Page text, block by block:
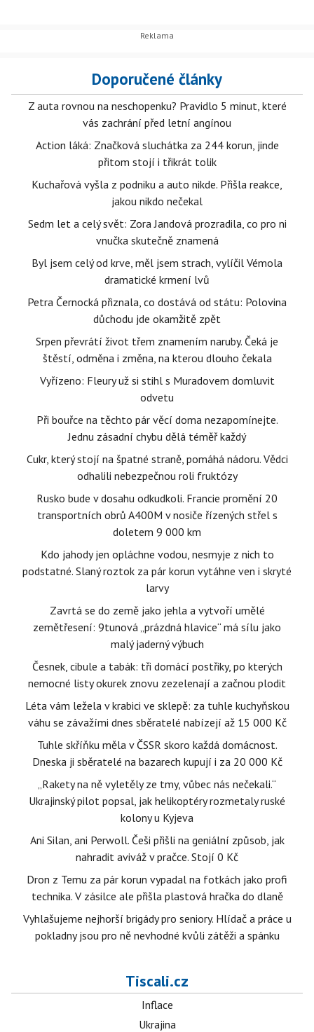
Doporučené články
Z auta rovnou na neschopenku? Pravidlo 5 minut, které
vás zachrání před letní angínou
Action láká: Značková sluchátka za 244 korun, jinde
přitom stojí i třikrát tolik
Kuchařová vyšla z podniku a auto nikde. Přišla reakce,
jakou nikdo nečekal
Sedm let a celý svět: Zora Jandová prozradila, co pro ni
vnučka skutečně znamená
Byl jsem celý od krve, měl jsem strach, vylíčil Vémola
dramatické krmení lvů
Petra Černocká přiznala, co dostává od státu: Polovina
důchodu jde okamžitě zpět
Srpen převrátí život třem znamením naruby. Čeká je
štěstí, odměna i změna, na kterou dlouho čekala
Vyřízeno: Fleury už si stihl s Muradovem domluvit
odvetu
Při bouřce na těchto pár věcí doma nezapomínejte.
Jednu zásadní chybu dělá téměř každý
Cukr, který stojí na špatné straně, pomáhá nádoru. Vědci
odhalili nebezpečnou roli fruktózy
Rusko bude v dosahu odkudkoli. Francie promění 20
transportních obrů A400M v nosiče řízených střel s
doletem 9 000 km
Kdo jahody jen opláchne vodou, nesmyje z nich to
podstatné. Slaný roztok za pár korun vytáhne ven i skryté
larvy
Zavrtá se do země jako jehla a vytvoří umělé
zemětřesení: 9tunová „prázdná hlavice“ má sílu jako
malý jaderný výbuch
Česnek, cibule a tabák: tři domácí postřiky, po kterých
nemocné listy okurek znovu zezelenají a začnou plodit
Léta vám ležela v krabici ve sklepě: za tuhle kuchyňskou
váhu se závažími dnes sběratelé nabízejí až 15 000 Kč
Tuhle skříňku měla v ČSSR skoro každá domácnost.
Dneska ji sběratelé na bazarech kupují i za 20 000 Kč
„Rakety na ně vyletěly ze tmy, vůbec nás nečekali.“
Ukrajinský pilot popsal, jak helikoptéry rozmetaly ruské
kolony u Kyjeva
Ani Silan, ani Perwoll. Češi přišli na geniální způsob, jak
nahradit aviváž v pračce. Stojí 0 Kč
Dron z Temu za pár korun vypadal na fotkách jako profi
technika. V zásilce ale přišla plastová hračka do dlaně
Vyhlašujeme nejhorší brigády pro seniory. Hlídač a práce u
pokladny jsou pro ně nevhodné kvůli zátěži a spánku
Tiscali.cz
Inflace
Ukrajina